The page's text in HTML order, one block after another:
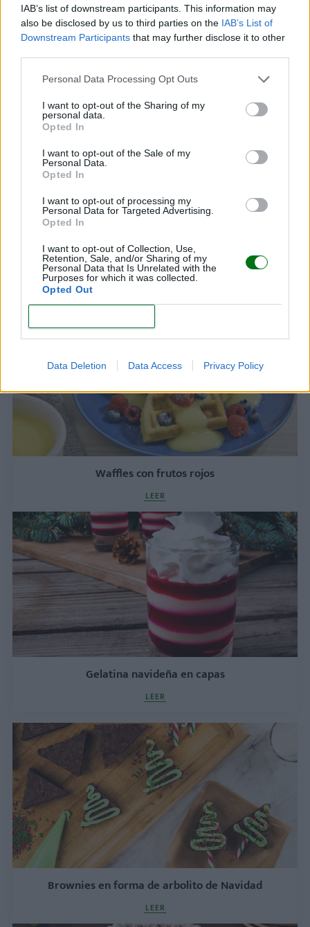
IAB’s list of downstream participants. This information may
also be disclosed by us to third parties on the IAB’s List of
Downstream Participants that may further disclose it to other
Personal Data Processing Opt Outs
I want to opt-out of the Sharing of my
personal data.
Opted In
I want to opt-out of the Sale of my
Personal Data.
Opted In
I want to opt-out of processing my
Personal Data for Targeted Advertising.
Opted In
I want to opt-out of Collection, Use,
Retention, Sale, and/or Sharing of my
Personal Data that Is Unrelated with the
Purposes for which it was collected.
Opted Out
Data Deletion Data Access Privacy Policy
Paletas de hot cakes
LEER
Banderillas de plátano
LEER
Waffles con frutos rojos
LEER
Gelatina navideña en capas
LEER
Brownies en forma de arbolito de Navidad
LEER